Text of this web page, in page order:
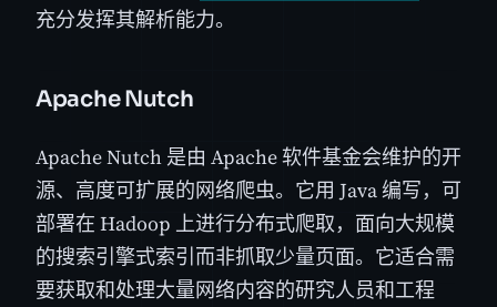
充分发挥其解析能力。
Apache Nutch
Apache Nutch 是由 Apache 软件基金会维护的开
源、高度可扩展的网络爬虫。它用 Java 编写，可
部署在 Hadoop 上进行分布式爬取，面向大规模
的搜索引擎式索引而非抓取少量页面。它适合需
要获取和处理大量网络内容的研究人员和工程